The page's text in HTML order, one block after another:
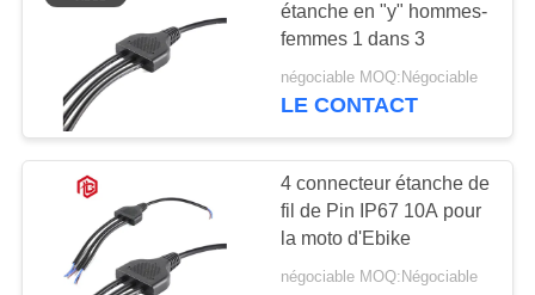
Connecteurs mâles
Multi imperméables
36
étanche en "y" hommes-
femmes 1 dans 3
négociable MOQ:Négociable
LE CONTACT
4 connecteur étanche de
fil de Pin IP67 10A pour
la moto d'Ebike
négociable MOQ:Négociable